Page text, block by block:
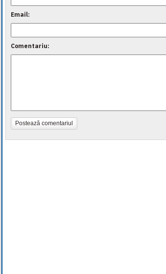
Email:
Comentariu:
Postează comentariul